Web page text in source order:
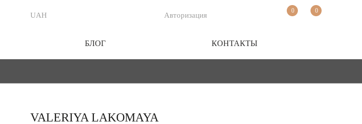
UAH Авторизация
0 0
БЛОГ КОНТАКТЫ
VALERIYA LAKOMAYA